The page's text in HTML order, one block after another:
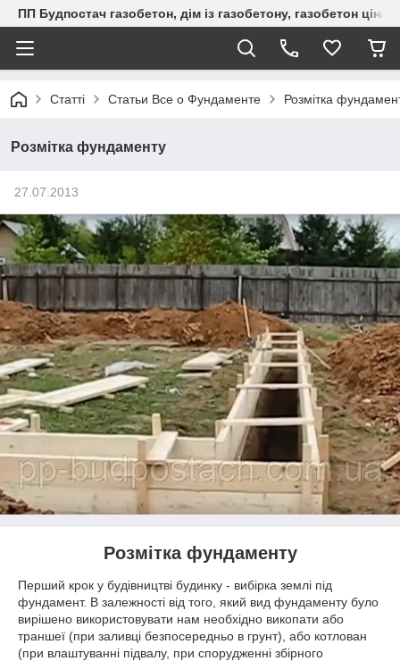
ПП Будпостач газобетон, дім із газобетону, газобетон
Статті Статьи Все о Фундаменте Розмітка
Розмітка фундаменту
27.07.2013
Розмітка фундаменту
Перший крок у будівництві будинку - вибірка землі під
фундамент. В залежності від того, який вид фундаменту було
вирішено використовувати нам необхідно викопати або
траншеї (при заливці безпосередньо в грунт), або котлован
(при влаштуванні підвалу, при спорудженні збірного